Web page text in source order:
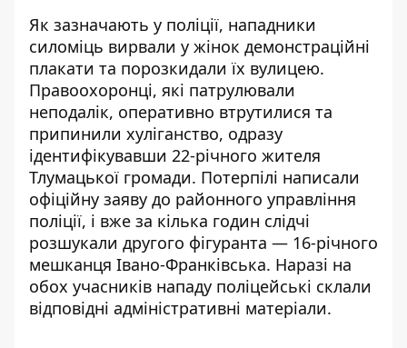
Як зазначають у поліції, нападники
силоміць вирвали у жінок демонстраційні
плакати та порозкидали їх вулицею.
Правоохоронці, які патрулювали
неподалік, оперативно втрутилися та
припинили хуліганство, одразу
ідентифікувавши 22-річного жителя
Тлумацької громади. Потерпілі написали
офіційну заяву до районного управління
поліції, і вже за кілька годин слідчі
розшукали другого фігуранта — 16-річного
мешканця Івано-Франківська. Наразі на
обох учасників нападу поліцейські склали
відповідні адміністративні матеріали.